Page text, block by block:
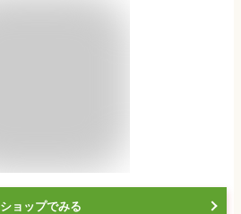
ショップでみる